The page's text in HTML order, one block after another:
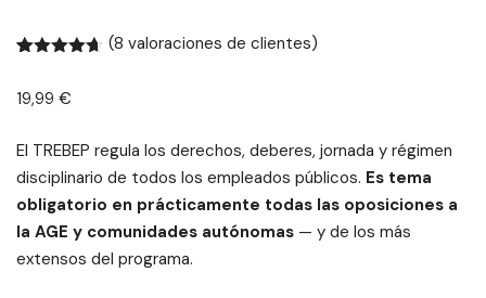
de 5 en
s de
(8 valoraciones de clientes)
19,99 €
El TREBEP regula los derechos, deberes, jornada y régimen
disciplinario de todos los empleados públicos. Es tema
obligatorio en prácticamente todas las oposiciones a
la AGE y comunidades autónomas — y de los más
extensos del programa.